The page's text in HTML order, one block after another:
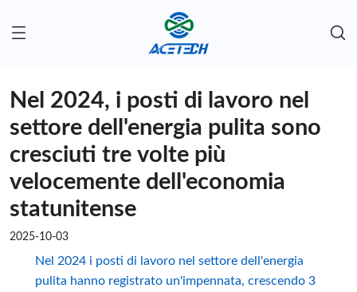
Nel 2024, i posti di lavoro nel
settore dell'energia pulita sono
cresciuti tre volte più
velocemente dell'economia
statunitense
2025-10-03
Nel 2024 i posti di lavoro nel settore dell'energia
pulita hanno registrato un'impennata, crescendo 3